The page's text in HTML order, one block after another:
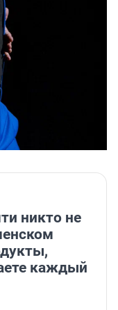
никто не
каждый